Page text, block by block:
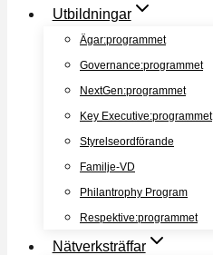
Utbildningar
Ägar:programmet
Governance:programmet
NextGen:programmet
Key Executive:programmet
Styrelseordförande
Familje-VD
Philantrophy Program
Respektive:programmet
Nätverksträffar